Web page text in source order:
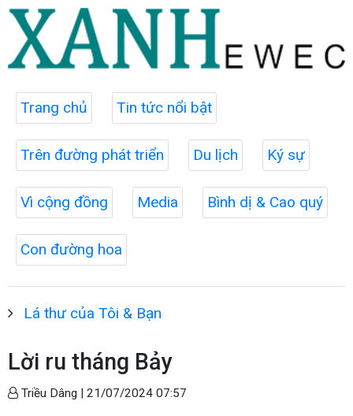
Trang chủ Tin tức nổi bật
Trên đường phát triển Du lịch Ký sự
Vì cộng đồng Media Bình dị & Cao quý
Con đường hoa
Lá thư của Tôi & Bạn
Lời ru tháng Bảy
Triều Dâng | 21/07/2024 07:57